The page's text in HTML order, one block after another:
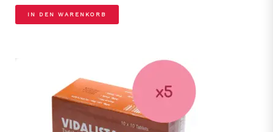
IN DEN WARENKORB